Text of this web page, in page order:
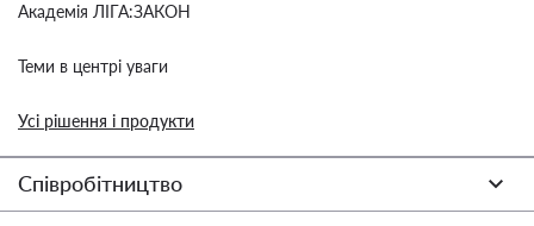
Академія ЛІГА:ЗАКОН
Теми в центрі уваги
Усі рішення і продукти
Співробітництво